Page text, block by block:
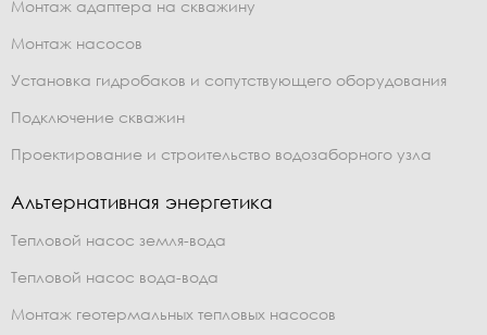
Монтаж адаптера на скважину
Монтаж насосов
Установка гидробаков и сопутствующего оборудования
Подключение скважин
Проектирование и строительство водозаборного узла
Альтернативная энергетика
Тепловой насос земля-вода
Тепловой насос вода-вода
Монтаж геотермальных тепловых насосов